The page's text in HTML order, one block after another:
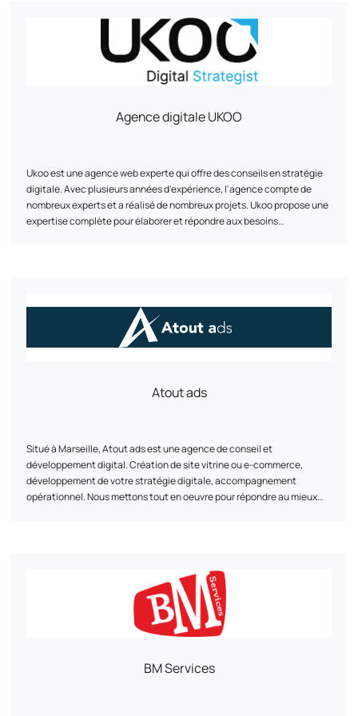
business, marketing ou techniques.
l’aventure de l'e-commerce accessible et couronnée de succès.
Agence digitale UKOO
Ukoo est une agence web experte qui offre des conseils en stratégie
digitale. Avec plusieurs années d'expérience, l'agence compte de
nombreux experts et a réalisé de nombreux projets. Ukoo propose une
expertise complète pour élaborer et répondre aux besoins
Atout ads
Situé à Marseille, Atout ads est une agence de conseil et
développement digital. Création de site vitrine ou e-commerce,
développement de votre stratégie digitale, accompagnement
opérationnel. Nous mettons tout en oeuvre pour répondre au mieux
BM Services